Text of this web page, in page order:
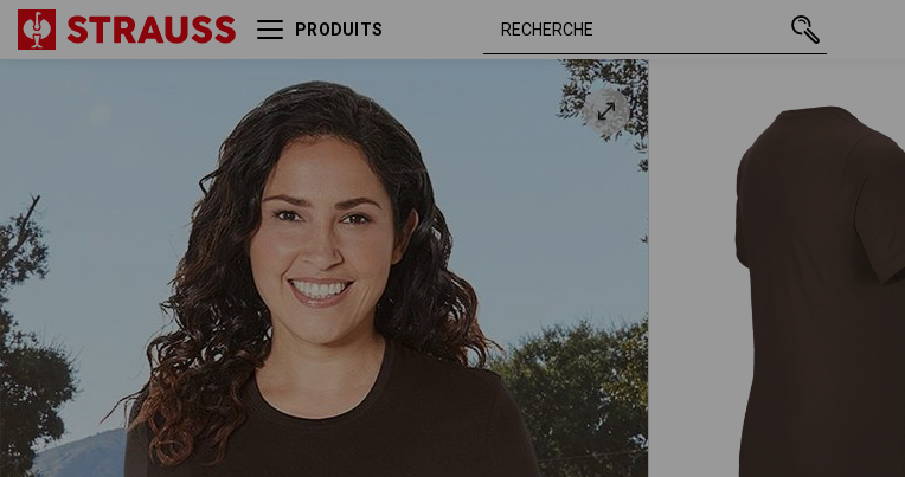
PRODUITS
e.s. T-Shirt cotton stretch,
marron M